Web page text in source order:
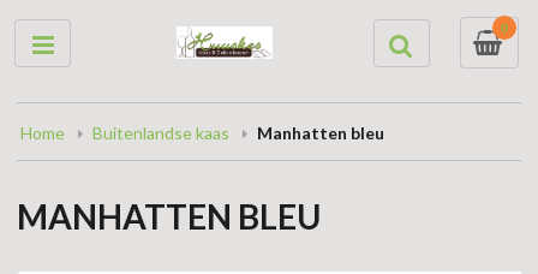
0
Home Buitenlandse kaas Manhatten bleu
MANHATTEN BLEU